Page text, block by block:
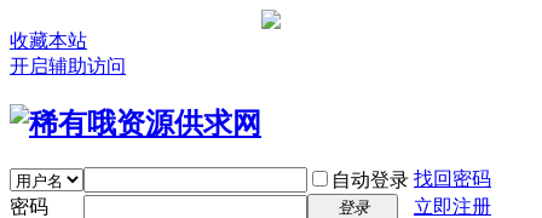
收藏本站
开启辅助访问
自动登录 找回密码
密码
登录 立即注册